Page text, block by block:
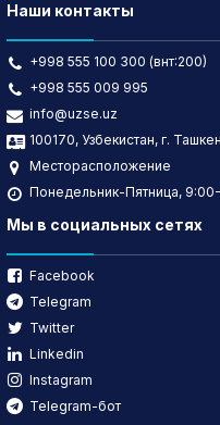
Наши контакты
+998 555 100 300 (внт:200)
+998 555 009 995
info@uzse.uz
100170, Узбекистан, г.
Месторасположение
Понедельник-Пятница,
Мы в социальных сетях
Facebook
Telegram
Twitter
Linkedin
Instagram
Telegram-бот